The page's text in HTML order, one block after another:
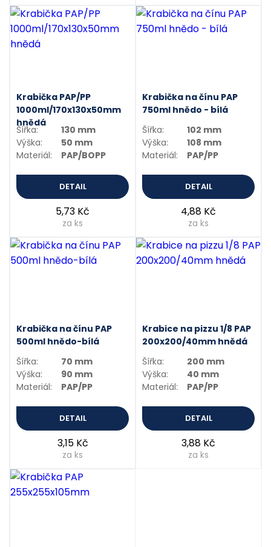
Krabička PAP/PP
1000ml/170x130x50mm
hnědá
Šířka:
130 mm
Výška:
50 mm
Materiál:
PAP/BOPP
DETAIL
5,73 Kč
za ks
Krabička na čínu PAP
750ml hnědo - bílá
Šířka:
102 mm
Výška:
108 mm
Materiál:
PAP/PP
DETAIL
4,88 Kč
za ks
Krabička na čínu PAP
500ml hnědo-bílá
Šířka:
70 mm
Výška:
90 mm
Materiál:
PAP/PP
DETAIL
3,15 Kč
za ks
Krabice na pizzu 1/8 PAP
200x200/40mm hnědá
Šířka:
200 mm
Výška:
40 mm
Materiál:
PAP/PP
DETAIL
3,88 Kč
za ks